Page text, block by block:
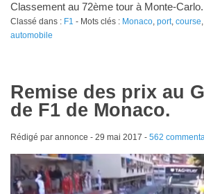
Classement au 72ème tour à Monte-Carlo.
Classé dans : F1 - Mots clés : Monaco, port, course,
automobile
Remise des prix au
de F1 de Monaco.
Rédigé par annonce - 29 mai 2017 - 562